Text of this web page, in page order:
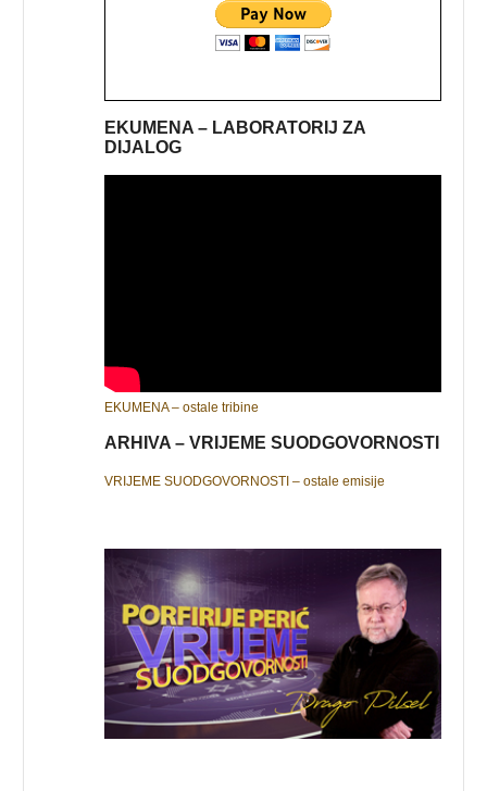
EKUMENA – LABORATORIJ ZA
DIJALOG
EKUMENA – ostale tribine
ARHIVA – VRIJEME SUODGOVORNOSTI
VRIJEME SUODGOVORNOSTI – ostale emisije